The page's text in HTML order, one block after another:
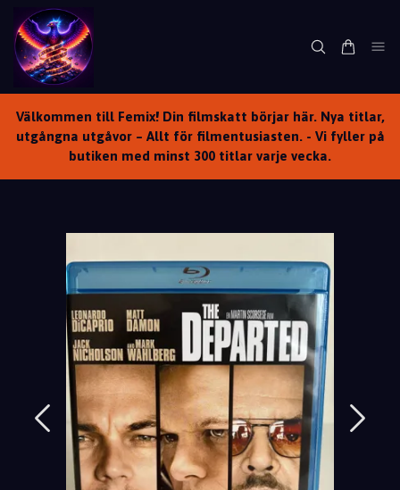
Välkommen till Femix! Din filmskatt börjar här. Nya titlar,
utgångna utgåvor – Allt för filmentusiasten. - Vi fyller på
butiken med minst 300 titlar varje vecka.